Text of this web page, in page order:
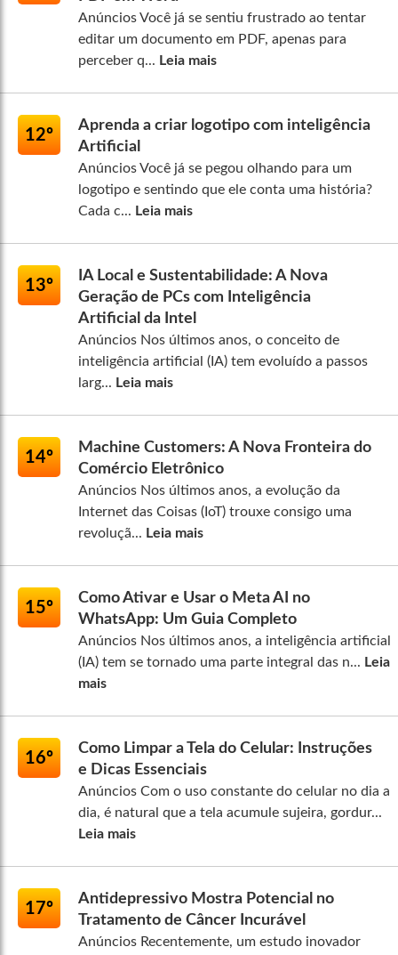
Anúncios Você já se sentiu frustrado ao tentar
editar um documento em PDF, apenas para
perceber q... Leia mais
12º
Aprenda a criar logotipo com inteligência
Artificial
Anúncios Você já se pegou olhando para um
logotipo e sentindo que ele conta uma história?
Cada c... Leia mais
13º
IA Local e Sustentabilidade: A Nova
Geração de PCs com Inteligência
Artificial da Intel
Anúncios Nos últimos anos, o conceito de
inteligência artificial (IA) tem evoluído a passos
larg... Leia mais
14º
Machine Customers: A Nova Fronteira do
Comércio Eletrônico
Anúncios Nos últimos anos, a evolução da
Internet das Coisas (IoT) trouxe consigo uma
revoluçã... Leia mais
15º
Como Ativar e Usar o Meta AI no
WhatsApp: Um Guia Completo
Anúncios Nos últimos anos, a inteligência artificial
(IA) tem se tornado uma parte integral das n... Leia
mais
16º
Como Limpar a Tela do Celular: Instruções
e Dicas Essenciais
Anúncios Com o uso constante do celular no dia a
dia, é natural que a tela acumule sujeira, gordur...
Leia mais
17º
Antidepressivo Mostra Potencial no
Tratamento de Câncer Incurável
Anúncios Recentemente, um estudo inovador